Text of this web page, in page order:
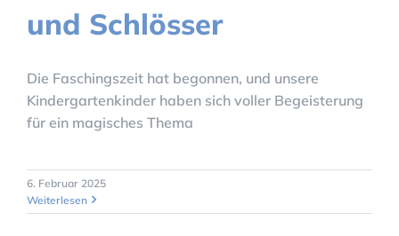
und Schlösser
Die Faschingszeit hat begonnen, und unsere
Kindergartenkinder haben sich voller Begeisterung
für ein magisches Thema
6. Februar 2025
Weiterlesen